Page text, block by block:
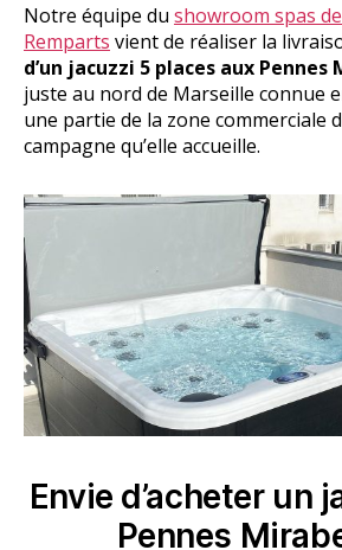
Notre équipe du showroom spas
Remparts vient de réaliser la
d’un jacuzzi 5 places aux Pennes
juste au nord de Marseille connue
une partie de la zone commerciale
campagne qu’elle accueille.
Envie d’acheter un
Pennes